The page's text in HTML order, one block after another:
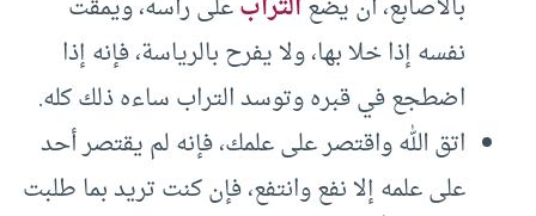
بالأصابع، أن يضعالترابعلى رأسه، ويمقت
نفسه إذا خلا بها، ولا يفرح بالرياسة، فإنه إذا
اضطجع في قبره وتوسد التراب ساءه ذلك كله.
اتق الله واقتصر على علمك، فإنه لم يقتصر أحد
على علمه إلا نفع وانتفع، فإن كنت تريد بما طلبت